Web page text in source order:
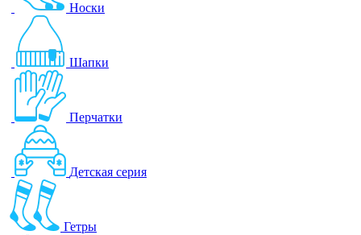
Носки
Шапки
Перчатки
Детская серия
Гетры